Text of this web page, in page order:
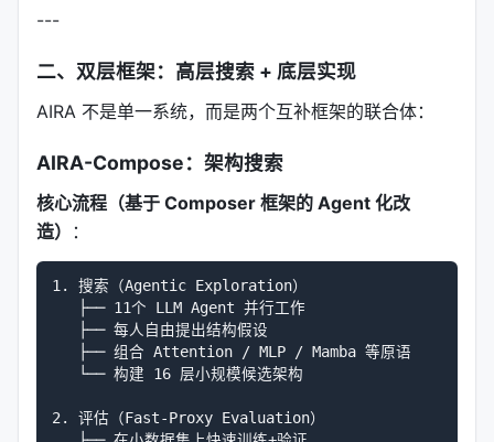
---
二、双层框架：高层搜索 + 底层实现
AIRA 不是单一系统，而是两个互补框架的联合体：
AIRA-Compose：架构搜索
核心流程（基于 Composer 框架的 Agent 化改
造）
：
1. 搜索（Agentic Exploration）
   ├── 11个 LLM Agent 并行工作
   ├── 每人自由提出结构假设
   ├── 组合 Attention / MLP / Mamba 等原语
   └── 构建 16 层小规模候选架构
2. 评估（Fast-Proxy Evaluation）